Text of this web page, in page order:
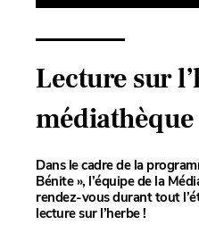
Lecture sur
médiathèque
Dans le cadre de la
Bénite », l’équipe de la
rendez-vous durant tout
lecture sur l’herbe !